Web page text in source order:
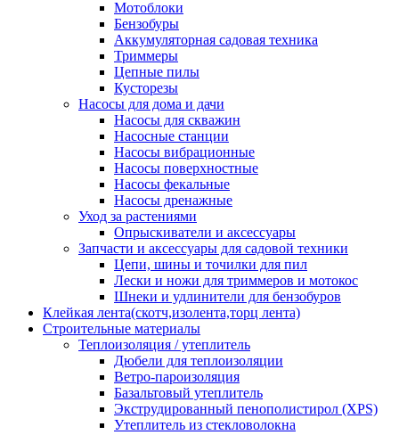
Мотоблоки
Бензобуры
Аккумуляторная садовая техника
Триммеры
Цепные пилы
Кусторезы
Насосы для дома и дачи
Насосы для скважин
Насосные станции
Насосы вибрационные
Насосы поверхностные
Насосы фекальные
Насосы дренажные
Уход за растениями
Опрыскиватели и аксессуары
Запчасти и аксессуары для садовой техники
Цепи, шины и точилки для пил
Лески и ножи для триммеров и мотокос
Шнеки и удлинители для бензобуров
Клейкая лента(скотч,изолента,торц лента)
Строительные материалы
Теплоизоляция / утеплитель
Дюбели для теплоизоляции
Ветро-пароизоляция
Базальтовый утеплитель
Экструдированный пенополистирол (XPS)
Утеплитель из стекловолокна